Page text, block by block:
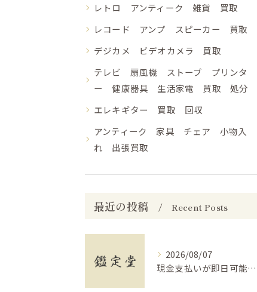
レトロ アンティーク 雑貨 買取
レコード アンプ スピーカー 買取
デジカメ ビデオカメラ 買取
テレビ 扇風機 ストーブ プリンタ
ー 健康器具 生活家電 買取 処分
エレキギター 買取 回収
アンティーク 家具 チェア 小物入
れ 出張買取
最近の投稿 Recent Posts
2026/08/07
現金支払いが即日可能な福島県福島市で空き家や遺品整理に役立つ買取の活用法